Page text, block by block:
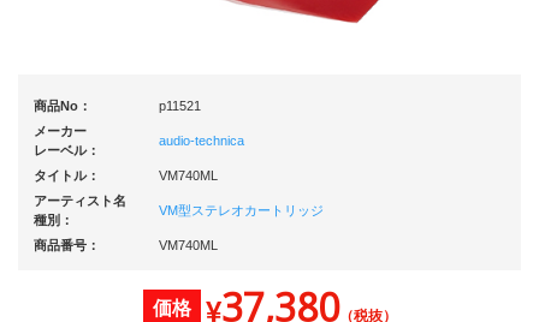
商品No：
p11521
メーカー
レーベル：
audio-technica
タイトル：
VM740ML
アーティスト名
種別：
VM型ステレオカートリッジ
商品番号： VM740ML
価格 ¥37,380（税抜）